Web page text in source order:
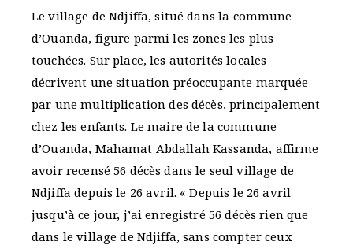
Le village de Ndjiffa, situé dans la commune
d’Ouanda, figure parmi les zones les plus
touchées. Sur place, les autorités locales
décrivent une situation préoccupante marquée
par une multiplication des décès, principalement
chez les enfants. Le maire de la commune
d’Ouanda, Mahamat Abdallah Kassanda, affirme
avoir recensé 56 décès dans le seul village de
Ndjiffa depuis le 26 avril. « Depuis le 26 avril
jusqu’à ce jour, j’ai enregistré 56 décès rien que
dans le village de Ndjiffa, sans compter ceux